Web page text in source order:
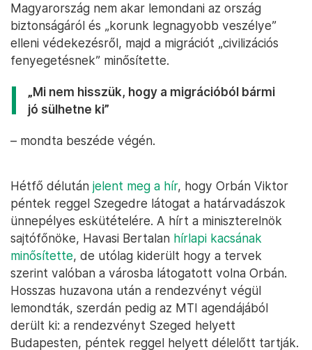
Magyarország nem akar lemondani az ország
biztonságáról és „korunk legnagyobb veszélye”
elleni védekezésről, majd a migrációt „civilizációs
fenyegetésnek” minősítette.
„Mi nem hisszük, hogy a migrációból bármi
jó sülhetne ki”
– mondta beszéde végén.
Hétfő délután jelent meg a hír, hogy Orbán Viktor
péntek reggel Szegedre látogat a határvadászok
ünnepélyes eskütételére. A hírt a miniszterelnök
sajtófőnöke, Havasi Bertalan hírlapi kacsának
minősítette, de utólag kiderült hogy a tervek
szerint valóban a városba látogatott volna Orbán.
Hosszas huzavona után a rendezvényt végül
lemondták, szerdán pedig az MTI agendájából
derült ki: a rendezvényt Szeged helyett
Budapesten, péntek reggel helyett délelőtt tartják.